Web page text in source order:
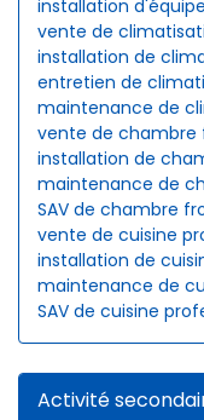
installation
vente de
installation de
entretien de
maintenance de
vente de chambre
installation de
maintenance de
SAV de chambre
vente de cuisine
installation de
maintenance de
SAV de cuisine
Activité